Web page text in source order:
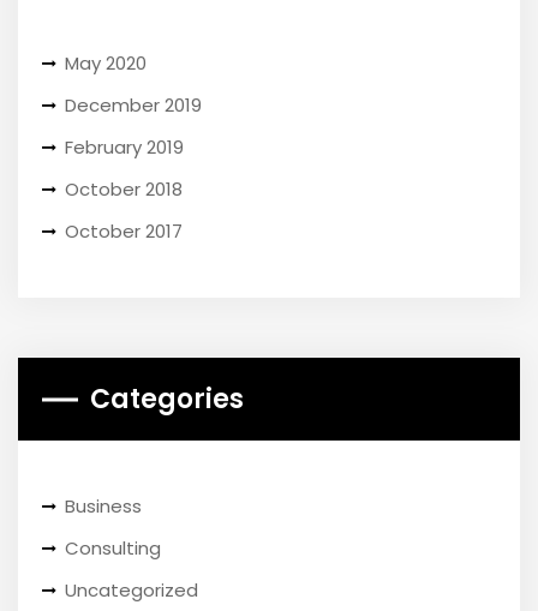
May 2020
December 2019
February 2019
October 2018
October 2017
Categories
Business
Consulting
Uncategorized